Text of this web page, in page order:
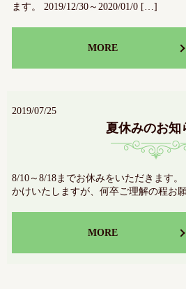
ます。 2019/12/30～2020/01/0 […]
MORE
2019/07/25
夏休みのお知
8/10～8/18までお休みをいただきます
かけいたしますが、何卒ご理解の程お
MORE